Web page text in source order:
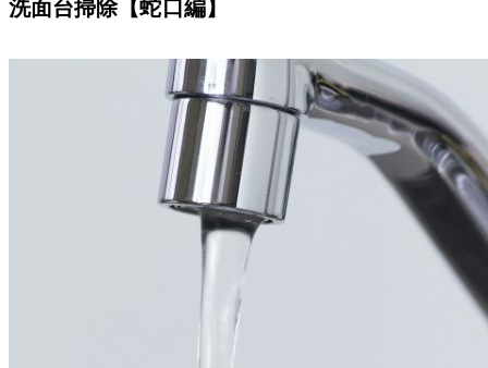
洗面台掃除【蛇口編】